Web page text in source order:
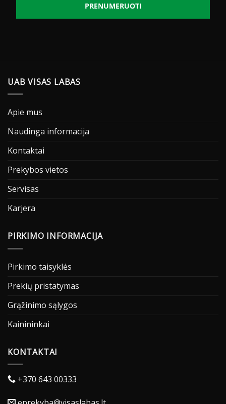
PRENUMERUOTI
UAB VISAS LABAS
Apie mus
Naudinga informacija
Kontaktai
Prekybos vietos
Servisas
Karjera
PIRKIMO INFORMACIJA
Pirkimo taisyklės
Prekių pristatymas
Grąžinimo sąlygos
Kainininkai
KONTAKTAI
+370 643 00333